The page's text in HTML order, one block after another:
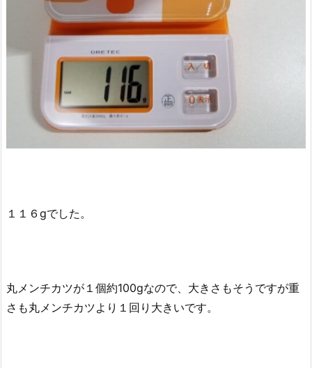
１１６gでした。
丸メンチカツが１個約100gなので、大きさもそうですが重
さも丸メンチカツより１回り大きいです。